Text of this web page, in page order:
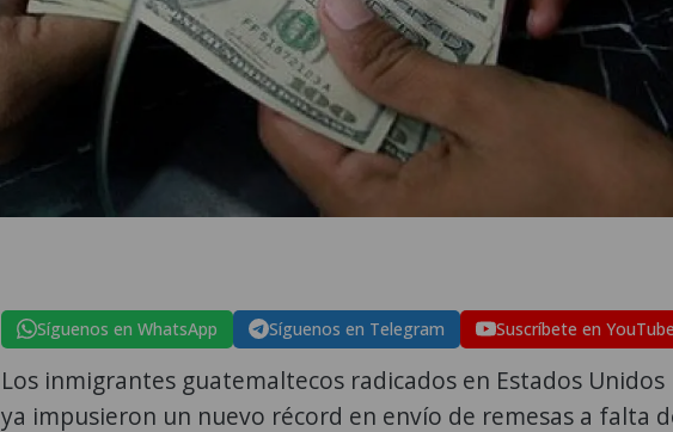
Síguenos en WhatsApp Síguenos en Telegram Suscríbete en
Los inmigrantes guatemaltecos radicados en Estados Unidos
ya impusieron un nuevo récord en envío de remesas a falta